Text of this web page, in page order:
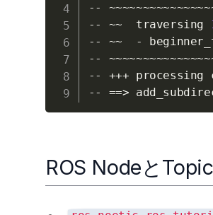
--
-- ~~  traversing
-- ~~  -
--
-- +++ processing
-- ==>
ROS NodeとTopic